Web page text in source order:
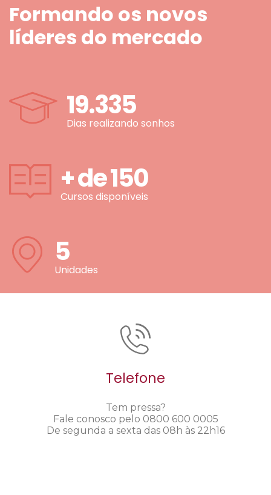
Formando os novos
líderes do mercado
19.335
Dias realizando sonhos
+ de150
Cursos disponíveis
5
Unidades
Telefone
Tem pressa?
Fale conosco pelo 0800 600 0005
De segunda a sexta das 08h às 22h16